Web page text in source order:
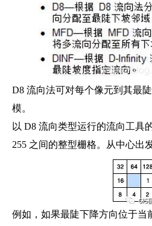
D8 流向法可对每个像元到其最
模。
以 D8 流向类型运行的流向工具
255 之间的整型栅格。从中心出
例如，如果最陡下降方向位于当